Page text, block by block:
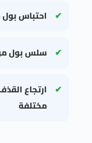
احتباس
سلس بول
ارتجاع
مختلفة